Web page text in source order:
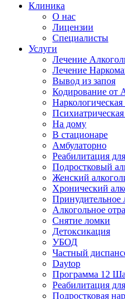
Клиника
О нас
Лицензии
Специалисты
Услуги
Лечение
Лечение
Вывод из запоя
Кодирование от
На дому
В стационаре
Амбулаторно
Реабилитация
Подростковый
Женский
Хронический
Принудительное
Алкогольное
Снятие ломки
Детоксикация
УБОД
Частный
Daytop
Программа 12
Реабилитация
Подростковая